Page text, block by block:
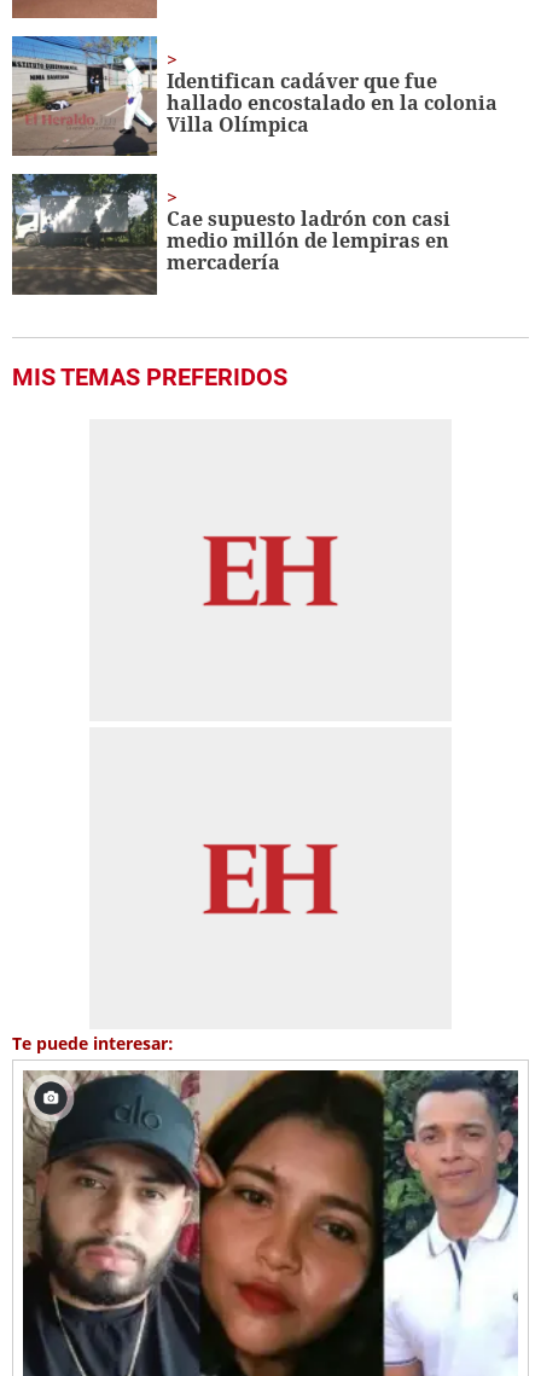
Identifican cadáver que fue
hallado encostalado en la colonia
Villa Olímpica
Cae supuesto ladrón con casi
medio millón de lempiras en
mercadería
MIS TEMAS PREFERIDOS
Te puede interesar: